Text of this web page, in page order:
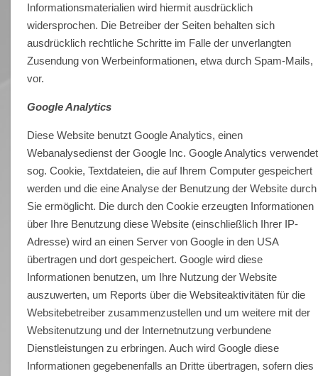
Informationsmaterialien wird hiermit ausdrücklich
widersprochen. Die Betreiber der Seiten behalten sich
ausdrücklich rechtliche Schritte im Falle der unverlangten
Zusendung von Werbeinformationen, etwa durch Spam-Mails,
vor.
Google Analytics
Diese Website benutzt Google Analytics, einen
Webanalysedienst der Google Inc. Google Analytics verwendet
sog. Cookie, Textdateien, die auf Ihrem Computer gespeichert
werden und die eine Analyse der Benutzung der Website durch
Sie ermöglicht. Die durch den Cookie erzeugten Informationen
über Ihre Benutzung diese Website (einschließlich Ihrer IP-
Adresse) wird an einen Server von Google in den USA
übertragen und dort gespeichert. Google wird diese
Informationen benutzen, um Ihre Nutzung der Website
auszuwerten, um Reports über die Websiteaktivitäten für die
Websitebetreiber zusammenzustellen und um weitere mit der
Websitenutzung und der Internetnutzung verbundene
Dienstleistungen zu erbringen. Auch wird Google diese
Informationen gegebenenfalls an Dritte übertragen, sofern dies